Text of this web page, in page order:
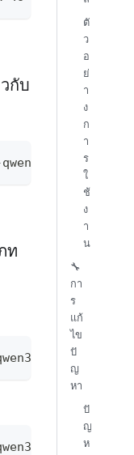
กับ
4b
ท
4b "ช่วยแก้สม
4b "ช่วยเขียนจ
ตั
ว
อ
ย่
า
ง
ก
า
ร
ใ
ช้
ง
า
น
🔧
กา
ร
แก้
ไข
ปั
ญ
หา
ปั
ญ
ห